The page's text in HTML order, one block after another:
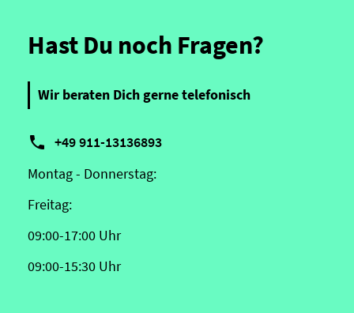
Hast Du noch Fragen?
Wir beraten Dich gerne telefonisch
 +49 911-13136893
Montag - Donnerstag:
Freitag:
09:00-17:00 Uhr
09:00-15:30 Uhr